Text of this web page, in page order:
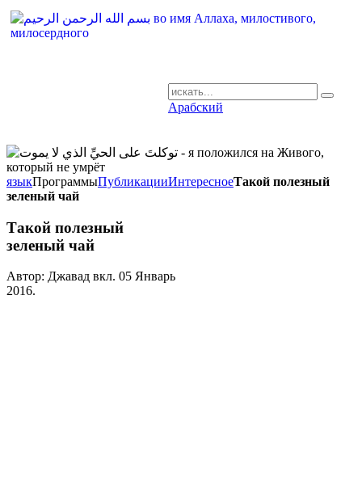
Арабский
языкПрограммыПубликацииИнтересноеТакой полезный
зеленый чай
Такой полезный
зеленый чай
Автор: Джавад вкл. 05 Январь
2016.